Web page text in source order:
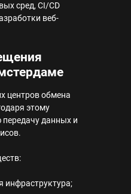
сред, CI/CD
веб-
центров обмена
этому
данных и
инфраструктура;